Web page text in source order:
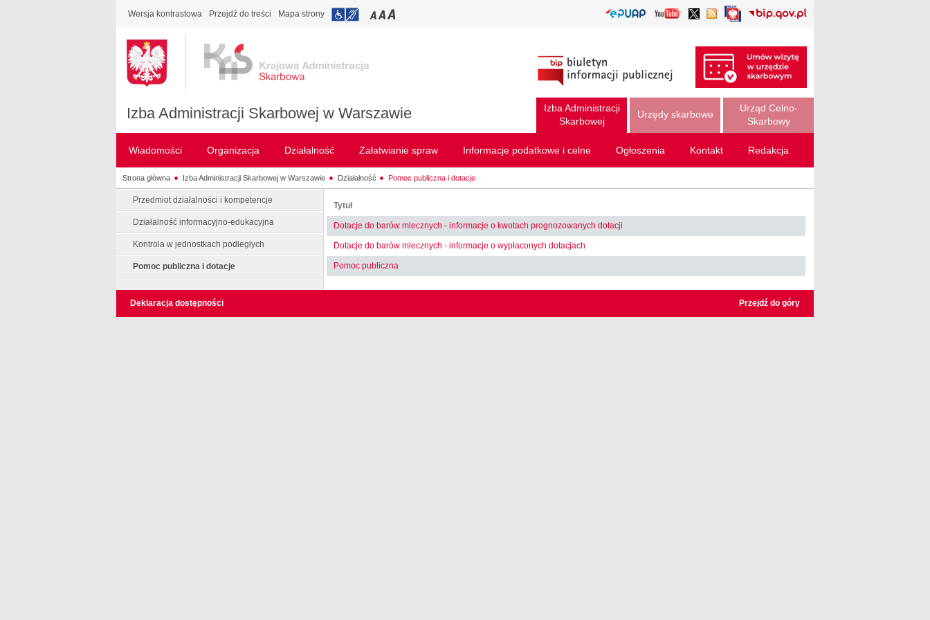
Wersja kontrastowa Przejdź do treści Mapa strony
Izba Administracji Skarbowej w Warszawie
Izba Administracji
Skarbowej
Urzędy skarbowe
Urząd Celno-
Skarbowy
Wiadomości Organizacja Działalność Załatwianie spraw Informacje podatkowe i celne Ogłoszenia Kontakt Redakcja
Strona główna Izba Administracji Skarbowej w Warszawie Działalność Pomoc publiczna i dotacje
Przedmiot działalności i kompetencje
Działalność informacyjno-edukacyjna
Kontrola w jednostkach podległych
Pomoc publiczna i dotacje
Tytuł
Dotacje do barów mlecznych - informacje o kwotach prognozowanych dotacji
Dotacje do barów mlecznych - informacje o wypłaconych dotacjach
Pomoc publiczna
Deklaracja dostępności Przejdź do góry